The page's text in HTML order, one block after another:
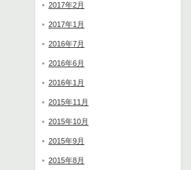
2017年2月
2017年1月
2016年7月
2016年6月
2016年1月
2015年11月
2015年10月
2015年9月
2015年8月